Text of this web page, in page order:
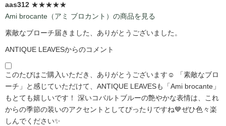
aas312 ★★★★★
Ami brocante（アミ ブロカント）の商品を見る
素敵なブローチ届きました、ありがとうございました。
ANTIQUE LEAVESからのコメント
このたびはご購入いただき、ありがとうございます☺️ 「素敵なブロ
ーチ」と感じていただけて、ANTIQUE LEAVESも「Ami brocante」
もとても嬉しいです！ 深いコバルトブルーの艶やかな表情は、これ
からの季節の装いのアクセントとしてぴったりですね💙ぜひ色々楽
しんでください✨